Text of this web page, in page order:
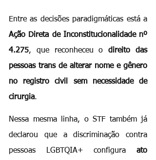
Ação Direta de Inconstitucionalidade nº
4.275, que reconheceu o direito das
pessoas trans de alterar nome e gênero
no registro civil sem necessidade de
cirurgia.
Nessa mesma linha, o STF também já
declarou que a discriminação contra
pessoas LGBTQIA+ configura ato